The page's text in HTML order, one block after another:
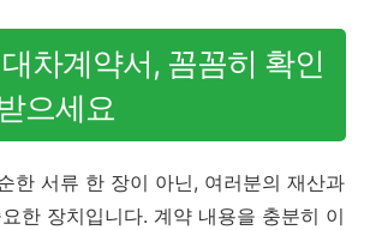
차계약서, 꼼꼼히 확인
으세요
한 서류 한 장이 아닌, 여러분의 재산과
한 장치입니다. 계약 내용을 충분히 이